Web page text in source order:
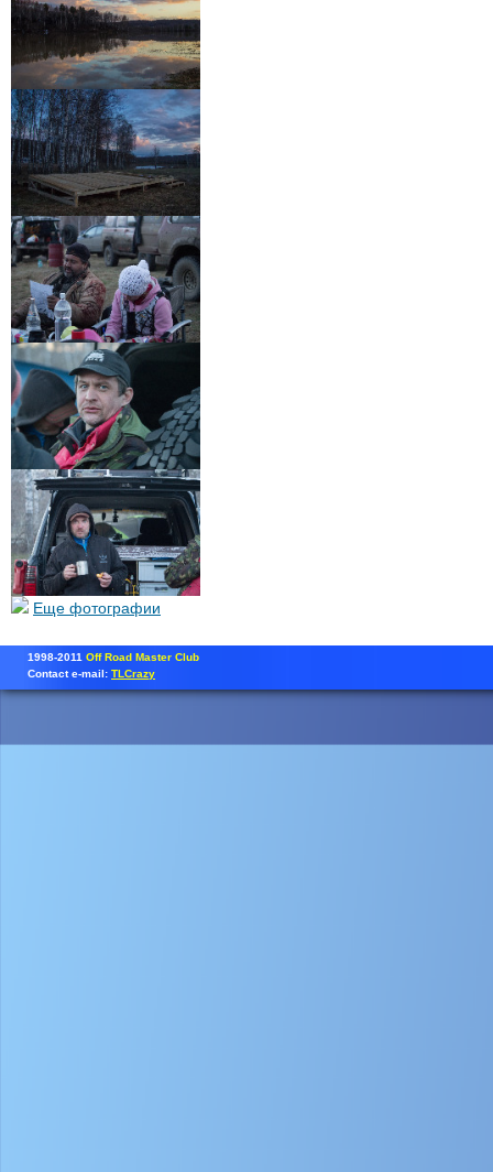
Еще фотографии
1998-2011 Off Road Master Club
Contact e-mail: TLCrazy